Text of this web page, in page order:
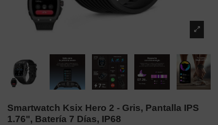
Smartwatch Ksix Hero 2 - Gris, Pantalla IPS
1.76", Batería 7 Días, IP68